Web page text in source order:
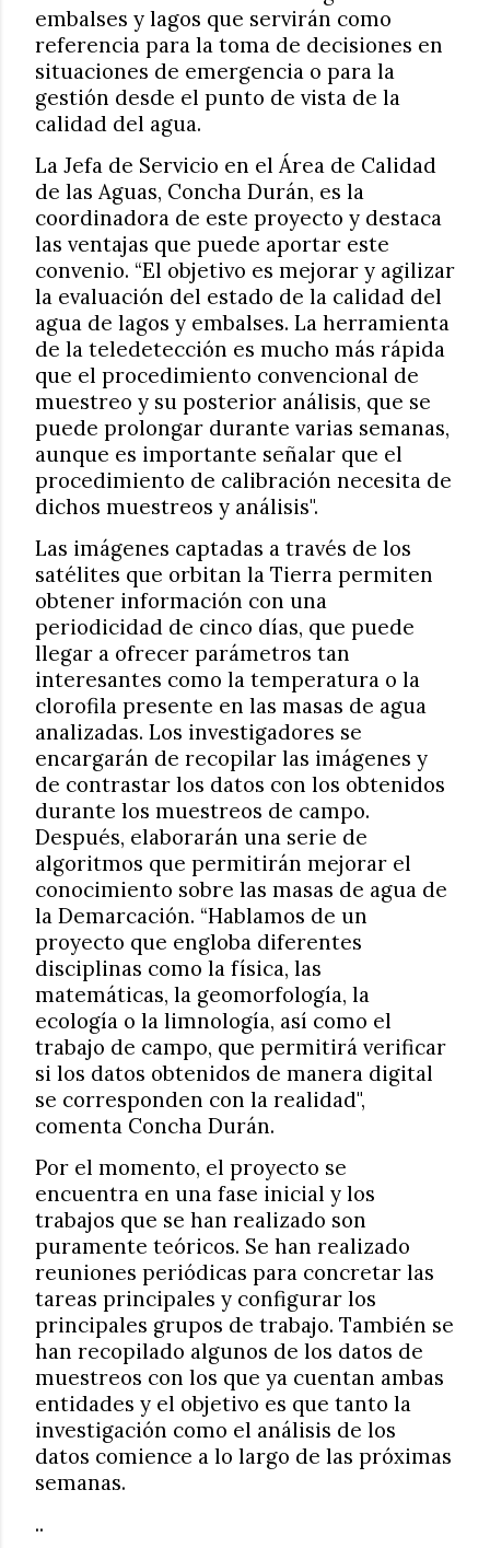
embalses y lagos que servirán como
referencia para la toma de decisiones en
situaciones de emergencia o para la
gestión desde el punto de vista de la
calidad del agua.
La Jefa de Servicio en el Área de Calidad
de las Aguas, Concha Durán, es la
coordinadora de este proyecto y destaca
las ventajas que puede aportar este
convenio. “El objetivo es mejorar y agilizar
la evaluación del estado de la calidad del
agua de lagos y embalses. La herramienta
de la teledetección es mucho más rápida
que el procedimiento convencional de
muestreo y su posterior análisis, que se
puede prolongar durante varias semanas,
aunque es importante señalar que el
procedimiento de calibración necesita de
dichos muestreos y análisis".
Las imágenes captadas a través de los
satélites que orbitan la Tierra permiten
obtener información con una
periodicidad de cinco días, que puede
llegar a ofrecer parámetros tan
interesantes como la temperatura o la
clorofila presente en las masas de agua
analizadas. Los investigadores se
encargarán de recopilar las imágenes y
de contrastar los datos con los obtenidos
durante los muestreos de campo.
Después, elaborarán una serie de
algoritmos que permitirán mejorar el
conocimiento sobre las masas de agua de
la Demarcación. “Hablamos de un
proyecto que engloba diferentes
disciplinas como la física, las
matemáticas, la geomorfología, la
ecología o la limnología, así como el
trabajo de campo, que permitirá verificar
si los datos obtenidos de manera digital
se corresponden con la realidad",
comenta Concha Durán.
Por el momento, el proyecto se
encuentra en una fase inicial y los
trabajos que se han realizado son
puramente teóricos. Se han realizado
reuniones periódicas para concretar las
tareas principales y configurar los
principales grupos de trabajo. También se
han recopilado algunos de los datos de
muestreos con los que ya cuentan ambas
entidades y el objetivo es ​​que tanto la
investigación como el análisis de los
datos comience a lo largo de las próximas
semanas.
..